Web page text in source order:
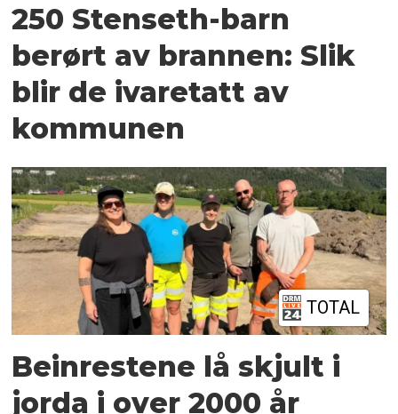
250 Stenseth-barn
berørt av brannen: Slik
blir de ivaretatt av
kommunen
TOTAL
Beinrestene lå skjult i
jorda i over 2000 år